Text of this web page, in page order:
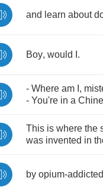
and learn about
Boy, would .
- Where am ,
- You're in a
This is where the
was invented in
by opium-addicted